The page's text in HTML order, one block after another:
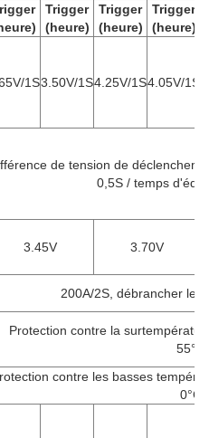
Trigger
(heure)
Trigger
(heure)
Trigger
(heure)
1S3.50V/1S4.25V/1S4.05V/1S
de tension de
0,5S / temps
3.45V 3.70V
200A/2S, débrancher le
Protection contre la
contre les basses
0°C/